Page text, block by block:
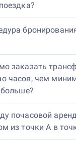
заказать
часов, чем
почасовой
из точки А в